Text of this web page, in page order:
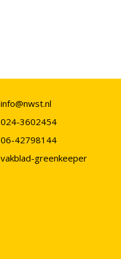
info@nwst.nl
024-3602454
06-42798144
vakblad-greenkeeper